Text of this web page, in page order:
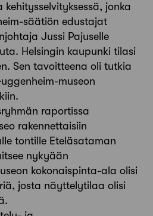
jonka
säätiön edustajat
Jussi Pajuselle
Helsingin kaupunki tilasi
Sen tavoitteena oli tutkia
museon
raportissa
rakennettaisiin
tontille Eteläsataman
nykyään
kokonaispinta-ala olisi
josta näyttelytilaa olisi